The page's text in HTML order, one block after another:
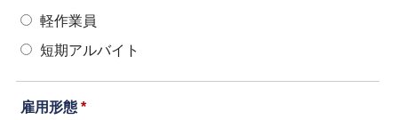
軽作業員
短期アルバイト
雇用形態 *